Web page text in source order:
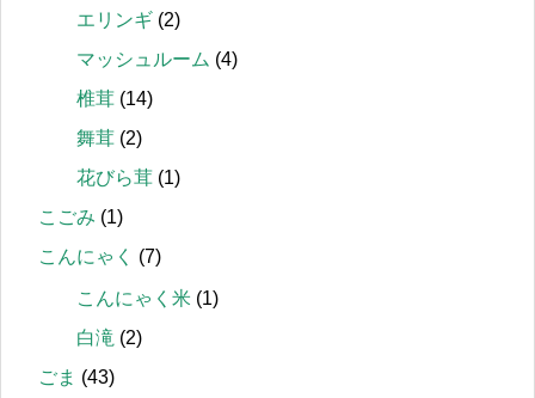
エリンギ (2)
マッシュルーム (4)
椎茸 (14)
舞茸 (2)
花びら茸 (1)
こごみ (1)
こんにゃく
(7)
こんにゃく米 (1)
白滝 (2)
ごま (43)